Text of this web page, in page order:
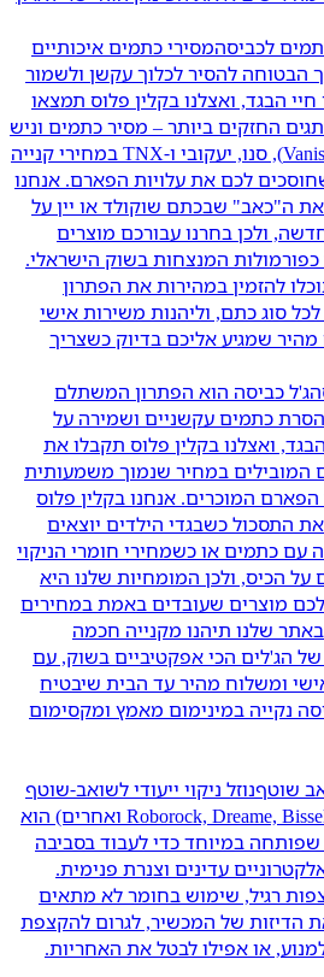
לכביסהמסירי כתמים איכותיים
הבטוחה להסיר לכלוך עקשן ולשמור
הבגד, ואצלנו בקלין פלוס תמצאו
החזקים ביותר – מסיר כתמים וניש
קליה (Vanish), סנו, יעקובי ו-TNX במחירי קנייה
לכם את עלויות הפארם. אנחנו
ה"כאב" שבכתם שוקולד או יין על
ולכן בחרנו עבורכם מוצרים
המנצחות בשוק הישראלי.
להזמין במהירות את הפתרון
סוג כתם, וליהנות משירות אישי
שמגיע אליכם בדיוק כשצריך
ג'ל כביסה הוא הפתרון המשתלם
כתמים עקשניים ושמירה על
ואצלנו בקלין פלוס תקבלו את
המובילים במחיר שנמוך משמעותית
המוכרים. אנחנו בקלין פלוס
התסכול כשבגדי הילדים יוצאים
עם כתמים או כשמחירי חומרי הניקוי
על הכיס, ולכן המומחיות שלנו היא
מוצרים שעובדים באמת במחירים
באתר שלנו תיהנו מקנייה חכמה
הג'לים הכי אפקטיביים בשוק, עם
ומשלוח מהיר עד הבית שיבטיח
נקייה במינימום מאמץ ומקסימום
שוטףנוזל ניקוי ייעודי לשואב-שוטף
(כמו Roborock, Dreame, Bissell, Tineco ואחרים) הוא
במיוחד כדי לעבוד בסביבה
עדינים וצנרת פנימית.
רגיל, שימוש בחומר לא מתאים
הדיזות של המכשיר, לגרום להקצפת
או אפילו לבטל את האחריות.